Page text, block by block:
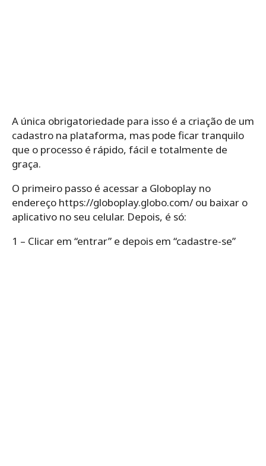
A única obrigatoriedade para isso é a criação de um
cadastro na plataforma, mas pode ficar tranquilo
que o processo é rápido, fácil e totalmente de
graça.
O primeiro passo é acessar a Globoplay no
endereço https://globoplay.globo.com/ ou baixar o
aplicativo no seu celular. Depois, é só:
1 – Clicar em “entrar” e depois em “cadastre-se”